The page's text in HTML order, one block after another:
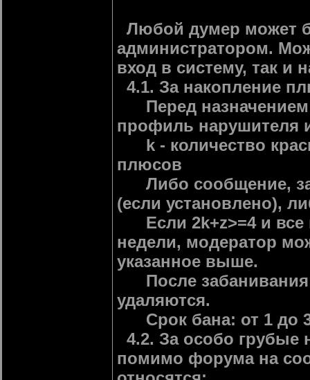
Любой думер может
администратором.
вход в систему, так и
4.1. За накопление
Перед назначением
профиль нарушителя
k - количество
плюсов
Либо сообщение,
(если установлено),
Если 2k+z>=4 и все
недели, модератор
указанное выше.
После забанивания
удаляются.
Срок бана: от 1 до
4.2. За особо грубые
помимо форума на